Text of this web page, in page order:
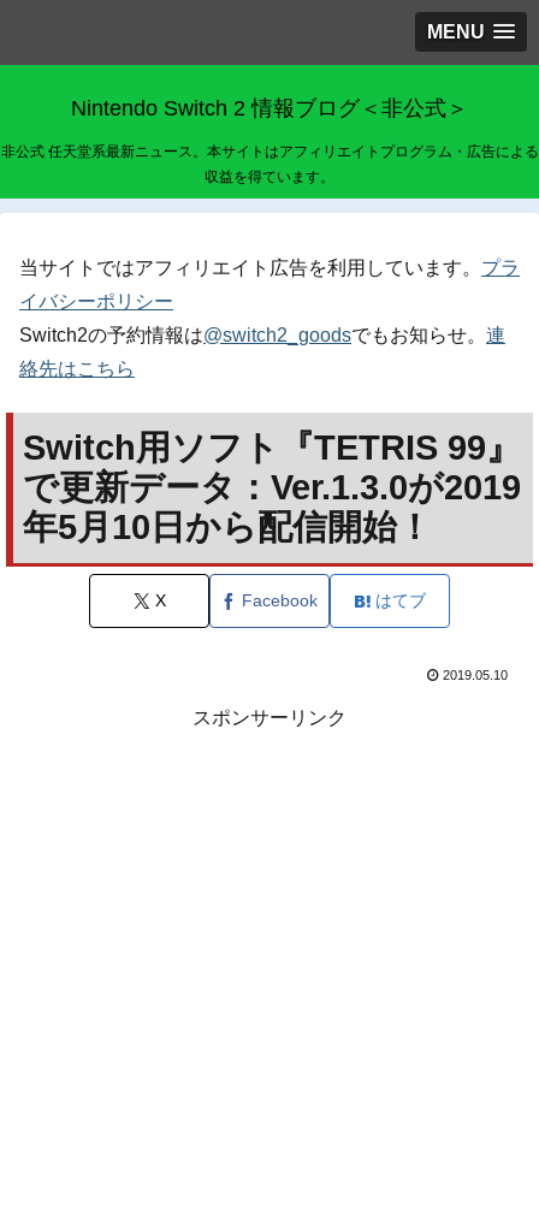
MENU
Nintendo Switch 2 情報ブログ＜非公式＞
非公式 任天堂系最新ニュース。本サイトはアフィリエイトプログラム・広告による
収益を得ています。
当サイトではアフィリエイト広告を利用しています。 プラ
イバシーポリシー
Switch2の予約情報は@switch2_goodsでもお知らせ。 連
絡先はこちら
Switch用ソフト『TETRIS 99』
で更新データ：Ver.1.3.0が2019
年5月10日から配信開始！
X Facebook はてブ
2019.05.10
スポンサーリンク